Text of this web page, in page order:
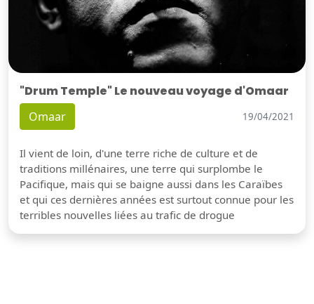
"Drum Temple" Le nouveau voyage d'Omaar
Omaar 19/04/2021
Il vient de loin, d'une terre riche de culture et de
traditions millénaires, une terre qui surplombe le
Pacifique, mais qui se baigne aussi dans les Caraïbes
et qui ces dernières années est surtout connue pour les
terribles nouvelles liées au trafic de drogue